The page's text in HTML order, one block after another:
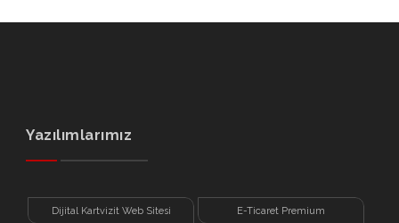
Yazılımlarımız
Dijital Kartvizit Web Sitesi E-Ticaret Premium